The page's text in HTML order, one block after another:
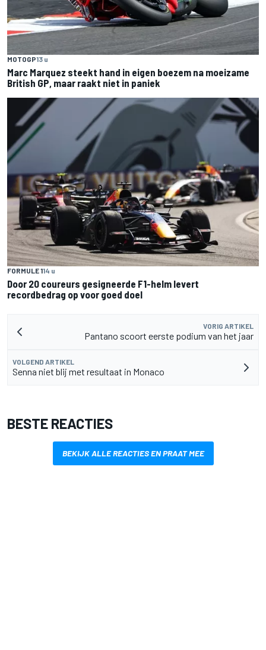
MOTOGP13 u
Marc Marquez steekt hand in eigen boezem na moeizame
British GP, maar raakt niet in paniek
FORMULE 114 u
Door 20 coureurs gesigneerde F1-helm levert
recordbedrag op voor goed doel
VORIG ARTIKEL
Pantano scoort eerste podium van het jaar
VOLGEND ARTIKEL
Senna niet blij met resultaat in Monaco
BESTE REACTIES
BEKIJK ALLE REACTIES EN PRAAT MEE